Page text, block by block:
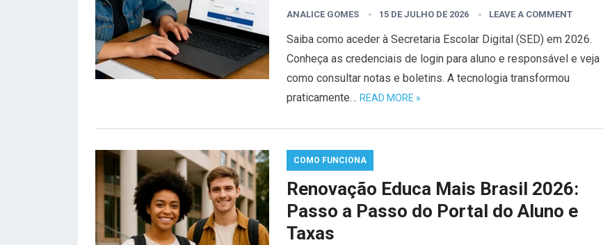
ANALICE GOMES 15 DE JULHO DE 2026 LEAVE A COMMENT
Saiba como aceder à Secretaria Escolar Digital (SED) em 2026.
Conheça as credenciais de login para aluno e responsável e veja
como consultar notas e boletins. A tecnologia transformou
praticamente… READ MORE »
COMO FUNCIONA
Renovação Educa Mais Brasil 2026:
Passo a Passo do Portal do Aluno e
Taxas